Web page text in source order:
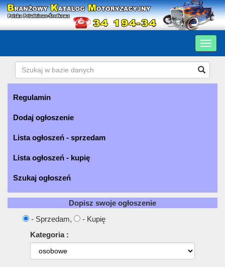
Regulamin
Dodaj ogłoszenie
Lista ogłoszeń - sprzedam
Lista ogłoszeń - kupię
Szukaj ogłoszeń
Dopisz swoje ogłoszenie
- Sprzedam,
- Kupię
Kategoria :